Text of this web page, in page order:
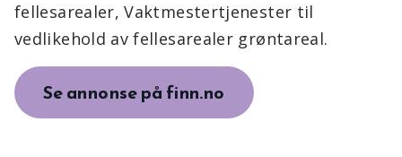
fellesarealer, Vaktmestertjenester til
vedlikehold av fellesarealer grøntareal.
Se annonse på finn.no